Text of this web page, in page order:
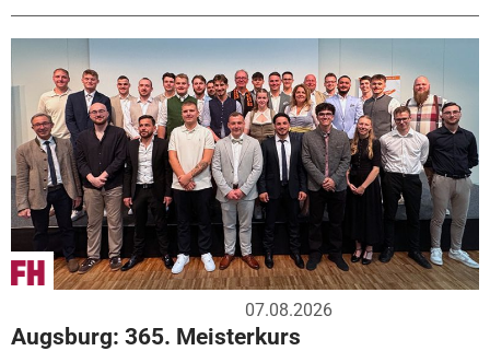
07.08.2026
Augsburg: 365. Meisterkurs